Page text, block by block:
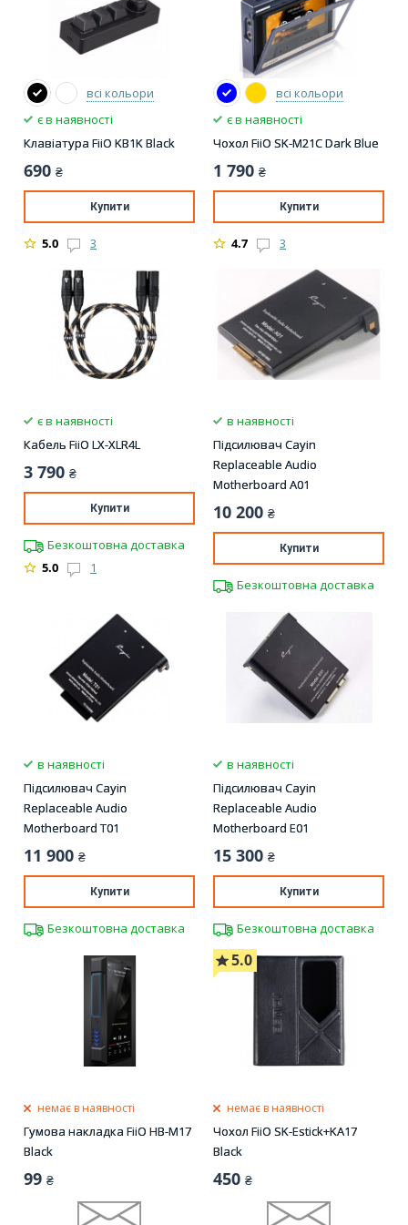
всі кольори
є в наявності
Клавіатура FiiO KB1K Black
690 ₴
Купити
5.0 3
всі кольори
є в наявності
Чохол FiiO SK-M21C Dark Blue
1 790 ₴
Купити
4.7 3
є в наявності
Кабель FiiO LX-XLR4L
3 790 ₴
Купити
Безкоштовна доставка
5.0
1
в наявності
Підсилювач Cayin
Replaceable Audio
Motherboard A01
10 200 ₴
Купити
Безкоштовна доставка
в наявності
Підсилювач Cayin
Replaceable Audio
Motherboard T01
11 900 ₴
Купити
Безкоштовна доставка
в наявності
Підсилювач Cayin
Replaceable Audio
Motherboard E01
15 300 ₴
Купити
Безкоштовна доставка
немає в наявності
Гумова накладка FiiO HB-M17
Black
99 ₴
5.0
немає в наявності
Чохол FiiO SK-Estick+KA17
Black
450 ₴